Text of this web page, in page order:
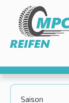
Saison